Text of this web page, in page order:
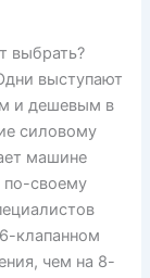
выбрать?
выступают
и дешевым в
силовому
машине
своему
клапанном
чем на 8-